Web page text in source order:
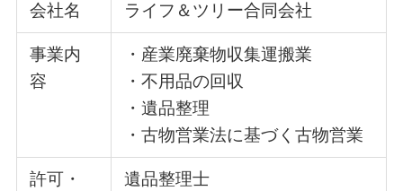
会社名 ライフ＆ツリー合同会社
事業内
容
・産業廃棄物収集運搬業
・不用品の回収
・遺品整理
・古物営業法に基づく古物営業
許可・
遺品整理士